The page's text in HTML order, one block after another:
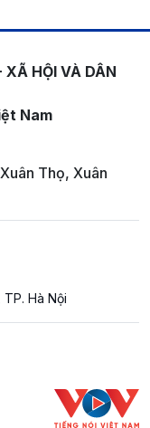
HỘI VÀ DÂN
Nam
Thọ, Xuân
Hà Nội